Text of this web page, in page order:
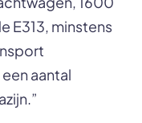
E313, minstens
aantal